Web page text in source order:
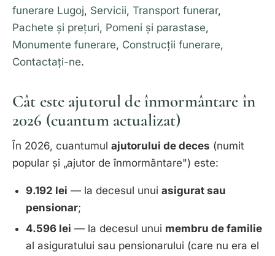
funerare Lugoj, Servicii, Transport funerar,
Pachete și prețuri, Pomeni și parastase,
Monumente funerare, Construcții funerare,
Contactați-ne.
Cât este ajutorul de înmormântare în
2026 (cuantum actualizat)
În 2026, cuantumul ajutorului de deces (numit
popular și „ajutor de înmormântare") este:
9.192 lei — la decesul unuiasigurat sau
pensionar;
4.596 lei — la decesul unui membru de familie
al asiguratului sau pensionarului (care nu era el